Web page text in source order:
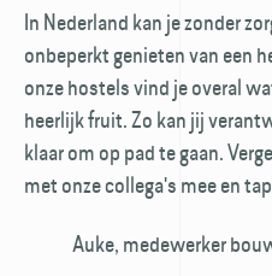
In Nederland kan je zonder
onbeperkt genieten van een
onze hostels vind je overal
heerlijk fruit. Zo kan jij
klaar om op pad te gaan.
met onze collega's mee en
Auke, medewerker